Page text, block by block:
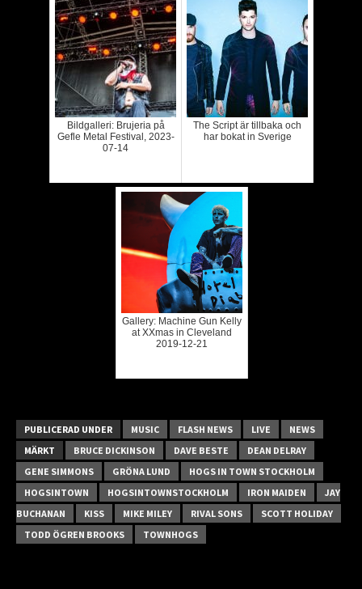
Bildgalleri: Brujeria på
Gefle Metal Festival, 2023-
07-14
The Script är tillbaka och
har bokat in Sverige
Gallery: Machine Gun Kelly
at XXmas in Cleveland
2019-12-21
PUBLICERAD UNDER MUSIC FLASH NEWS LIVE
NEWS
MÄRKT
BRUCE DICKINSON DAVE BESTE
DEAN DELRAY
GENE SIMMONS
GRÖNA LUND
HOGS IN TOWN STOCKHOLM
HOGSINTOWN
HOGSINTOWNSTOCKHOLM IRON MAIDEN
JAY
BUCHANAN
KISS MIKE MILEY RIVAL SONS
SCOTT HOLIDAY
TODD ÖGREN BROOKS
TOWNHOGS